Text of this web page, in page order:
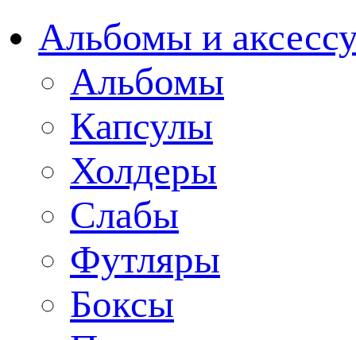
Альбомы и
Альбомы
Капсулы
Холдеры
Слабы
Футляры
Боксы